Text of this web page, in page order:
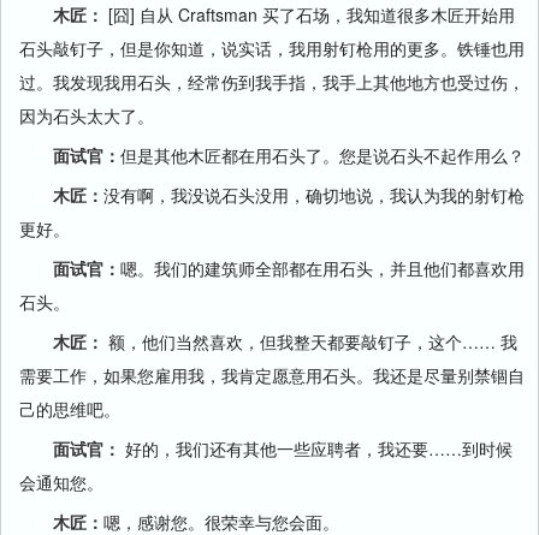
木匠： [囧] 自从 Craftsman 买了石场，我知道很多木匠开始用
石头敲钉子，但是你知道，说实话，我用射钉枪用的更多。铁锤也用
过。我发现我用石头，经常伤到我手指，我手上其他地方也受过伤，
因为石头太大了。
面试官： 但是其他木匠都在用石头了。您是说石头不起作用么？
木匠： 没有啊，我没说石头没用，确切地说，我认为我的射钉枪
更好。
面试官： 嗯。我们的建筑师全部都在用石头，并且他们都喜欢用
石头。
木匠： 额，他们当然喜欢，但我整天都要敲钉子，这个…… 我
需要工作，如果您雇用我，我肯定愿意用石头。我还是尽量别禁锢自
己的思维吧。
面试官： 好的，我们还有其他一些应聘者，我还要……到时候
会通知您。
木匠： 嗯，感谢您。很荣幸与您会面。